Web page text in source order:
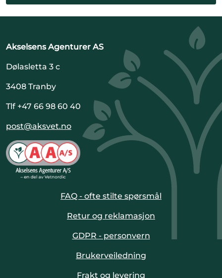
Akselsens Agenturer AS
Dølasletta 3 c
3408 Tranby
Tlf +47 66 98 60 40
post@aksvet.no
FAQ - ofte stilte spørsmål
Retur og reklamasjon
GDPR - personvern
Brukerveiledning
Frakt og levering